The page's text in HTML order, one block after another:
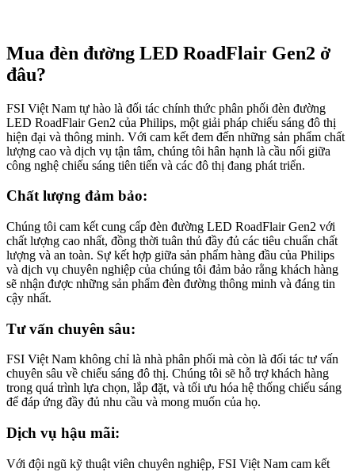
Mua đèn đường LED RoadFlair Gen2 ở
đâu?
FSI Việt Nam tự hào là đối tác chính thức phân phối đèn đường
LED RoadFlair Gen2 của Philips, một giải pháp chiếu sáng đô thị
hiện đại và thông minh. Với cam kết đem đến những sản phẩm chất
lượng cao và dịch vụ tận tâm, chúng tôi hân hạnh là cầu nối giữa
công nghệ chiếu sáng tiên tiến và các đô thị đang phát triển.
Chất lượng đảm bảo:
Chúng tôi cam kết cung cấp đèn đường LED RoadFlair Gen2 với
chất lượng cao nhất, đồng thời tuân thủ đầy đủ các tiêu chuẩn chất
lượng và an toàn. Sự kết hợp giữa sản phẩm hàng đầu của Philips
và dịch vụ chuyên nghiệp của chúng tôi đảm bảo rằng khách hàng
sẽ nhận được những sản phẩm đèn đường thông minh và đáng tin
cậy nhất.
Tư vấn chuyên sâu:
FSI Việt Nam không chỉ là nhà phân phối mà còn là đối tác tư vấn
chuyên sâu về chiếu sáng đô thị. Chúng tôi sẽ hỗ trợ khách hàng
trong quá trình lựa chọn, lắp đặt, và tối ưu hóa hệ thống chiếu sáng
để đáp ứng đầy đủ nhu cầu và mong muốn của họ.
Dịch vụ hậu mãi:
Với đội ngũ kỹ thuật viên chuyên nghiệp, FSI Việt Nam cam kết